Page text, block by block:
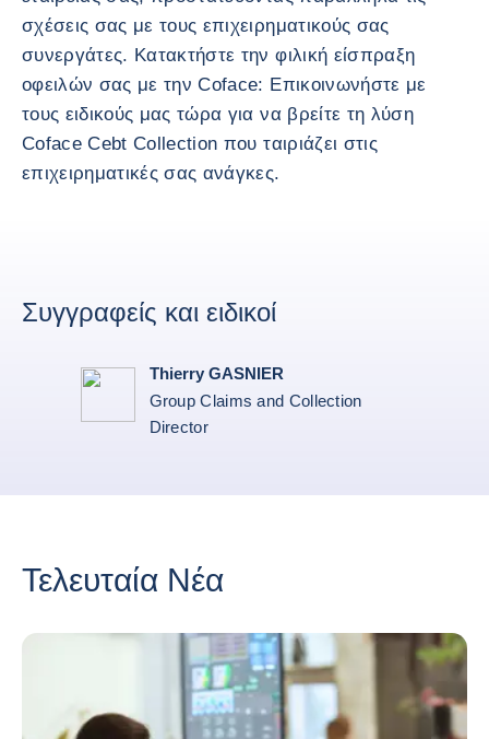
σχέσεις σας με τους επιχειρηματικούς σας
συνεργάτες. Κατακτήστε την φιλική είσπραξη
οφειλών σας με την Coface: Επικοινωνήστε με
τους ειδικούς μας τώρα για να βρείτε τη λύση
Coface Cebt Collection που ταιριάζει στις
επιχειρηματικές σας ανάγκες.
Συγγραφείς και ειδικοί
Thierry GASNIER
Group Claims and Collection
Director
Τελευταία Νέα